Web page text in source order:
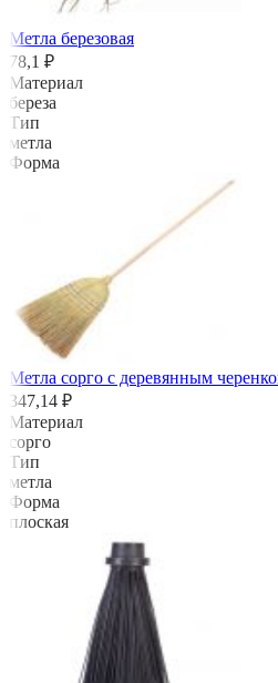
Метла березовая
78,1 ₽
Материал
береза
Тип
метла
Форма
Метла сорго с деревянным
347,14 ₽
Материал
сорго
Тип
метла
Форма
плоская